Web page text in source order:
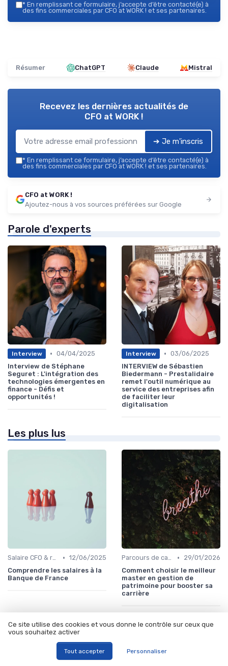
* En remplissant ce formulaire, j’accepte d’être contacté(e) à
des fins commerciales par CFO at WORK ! et ses partenaires.
Résumer ChatGPT Claude Mistral
Recevez les dernières actualités de
CFO at WORK !
➔ Je m'inscris
* En remplissant ce formulaire, j’accepte d’être contacté(e) à
des fins commerciales par CFO at WORK ! et ses partenaires.
CFO at WORK !
Ajoutez-nous à vos sources préférées sur Google
Parole d'experts
Interview • 04/04/2025
Interview de Stéphane
Seguret : L'intégration des
technologies émergentes en
finance - Défis et
opportunités !
Interview • 03/06/2025
INTERVIEW de Sébastien
Biedermann - Prestalidaire
remet l'outil numérique au
service des entreprises afin
de faciliter leur
digitalisation
Les plus lus
Salaire CFO & rémunération variable • 12/06/2025
Comprendre les salaires à la
Banque de France
Parcours de carrière en finance •
29/01/2026
Comment choisir le meilleur
master en gestion de
patrimoine pour booster sa
carrière
Ce site utilise des cookies et vous donne le contrôle sur ceux que
vous souhaitez activer
Tout accepter Personnaliser